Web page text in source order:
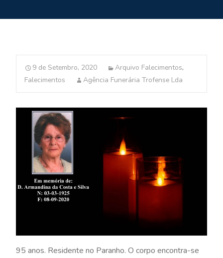
9 de Setembro, 2020 Arquivo Falecimentos,
Falecimentos
Agência Funerária Trofense Lda
95 anos. Residente no Paranho. O corpo encontra-se